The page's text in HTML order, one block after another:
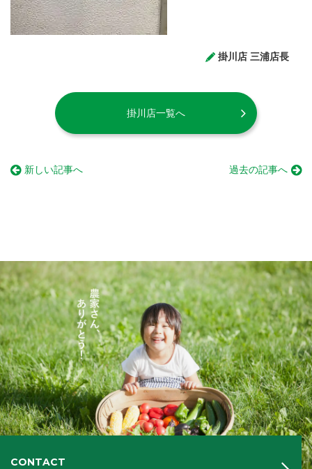
掛川店 三浦店長
掛川店一覧へ
新しい記事へ 過去の記事へ
CONTACT